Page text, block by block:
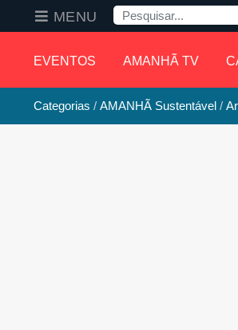
EVENTOS AMANHÃ TV
MENU Pesquisa
Categorias AMANHÃ Sustentável